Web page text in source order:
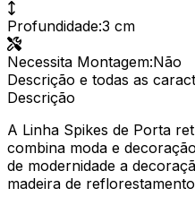
Profundidade:3 cm
Necessita Montagem:Não
Descrição e todas as
Descrição
A Linha Spikes de Porta
combina moda e
de modernidade a
madeira de